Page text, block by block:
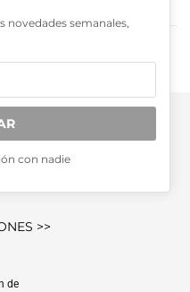
MÁS
>>
de
novedades semanales,
con nadie